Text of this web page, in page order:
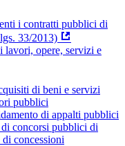
i contratti pubblici di
33/2013)
lavori, opere, servizi e
di beni e servizi
pubblici
di appalti pubblici
concorsi pubblici di
concessioni